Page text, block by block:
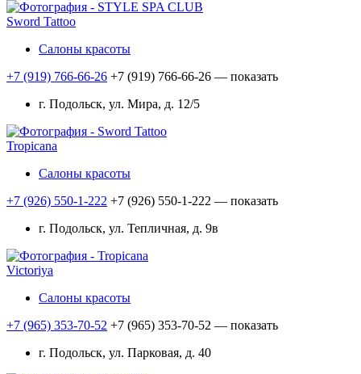
Sword Tattoo
Салоны красоты
+7 (919) 766-66-26 +7 (919) 766-66-26 — показать
г. Подольск, ул. Мира, д. 12/5
Tropicana
Салоны красоты
+7 (926) 550-1-222 +7 (926) 550-1-222 — показать
г. Подольск, ул. Тепличная, д. 9в
Victoriya
Салоны красоты
+7 (965) 353-70-52 +7 (965) 353-70-52 — показать
г. Подольск, ул. Парковая, д. 40